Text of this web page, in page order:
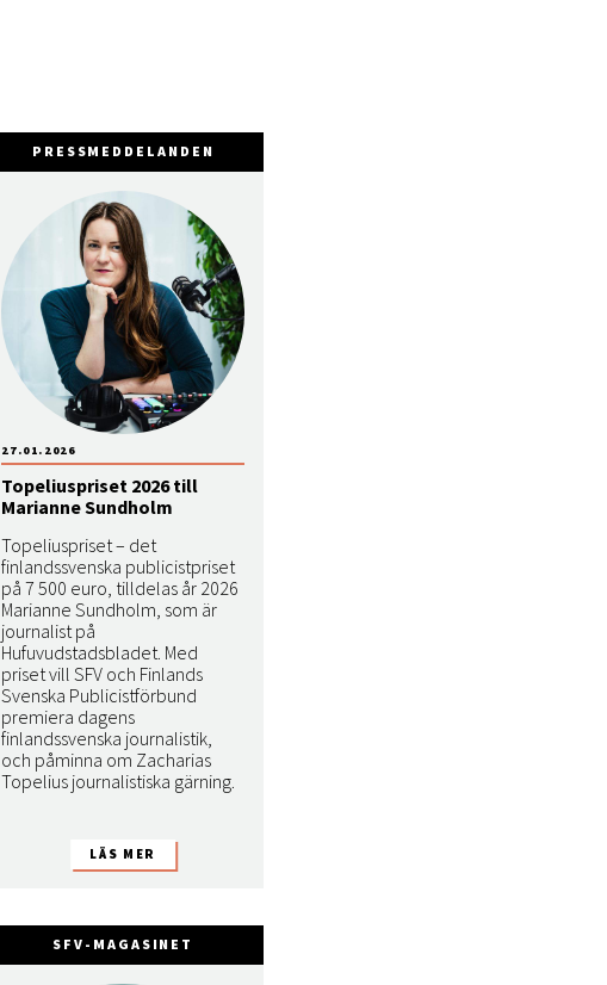
PRESSMEDDELANDEN
Topeliuspriset 2026 till
Marianne Sundholm
Topeliuspriset – det
finlandssvenska publicistpriset
på 7 500 euro, tilldelas år 2026
Marianne Sundholm, som är
journalist på
Hufuvudstadsbladet. Med
priset vill SFV och Finlands
Svenska Publicistförbund
premiera dagens
finlandssvenska journalistik,
och påminna om Zacharias
Topelius journalistiska gärning.
27.01.2026
SFV-MAGASINET